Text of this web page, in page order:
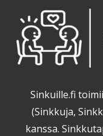
Sinkuille.fi
(Sinkkuja,
kanssa.